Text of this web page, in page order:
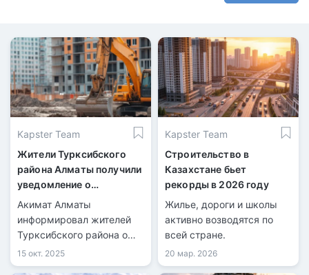
Kapster Team
Жители Турксибского
района Алматы получили
уведомление о
предстоящем сносе
домов
Акимат Алматы
информировал жителей
Турксибского района о
планируемом обновлении
жилого фонда.
15 окт. 2025
Kapster Team
Строительство в
Казахстане бьет
рекорды в 2026 году
Жилье, дороги и школы
активно возводятся по
всей стране.
20 мар. 2026